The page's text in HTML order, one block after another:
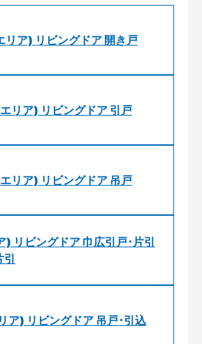
ア) リビングドア 開き戸
リア) リビングドア 引戸
リア) リビングドア 吊戸
リビングドア 巾広引戸･片引
ア) リビングドア 吊戸･引込